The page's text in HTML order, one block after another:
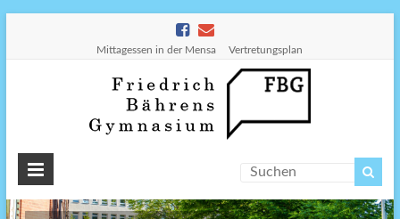
Mittagessen in der Mensa Vertretungsplan